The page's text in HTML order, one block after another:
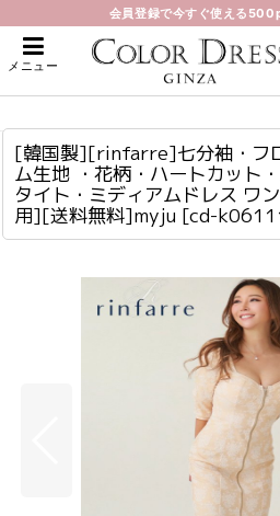
会員登録で今すぐ使える
メニュー
ホーム > ミディアム
[韓国製][rinfarre]七分袖・フロントファス
ット・パフスリーブ・膝丈・タイト・ミディ
[韓国製][rinfarre]七分袖・フ
ム生地 ・花柄・ハートカット
タイト・ミディアムドレス ワ
用][送料無料]myju [cd-